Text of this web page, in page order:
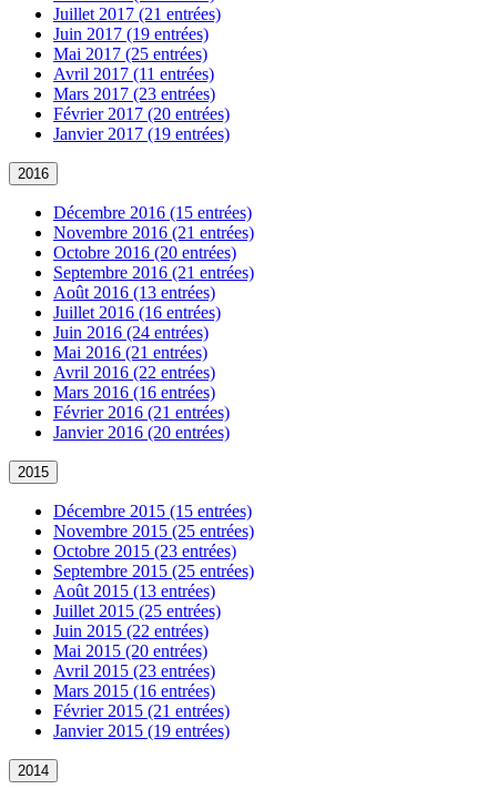
Juillet 2017 (21 entrées)
Juin 2017 (19 entrées)
Mai 2017 (25 entrées)
Avril 2017 (11 entrées)
Mars 2017 (23 entrées)
Février 2017 (20 entrées)
Janvier 2017 (19 entrées)
2016
Décembre 2016 (15 entrées)
Novembre 2016 (21 entrées)
Octobre 2016 (20 entrées)
Septembre 2016 (21 entrées)
Août 2016 (13 entrées)
Juillet 2016 (16 entrées)
Juin 2016 (24 entrées)
Mai 2016 (21 entrées)
Avril 2016 (22 entrées)
Mars 2016 (16 entrées)
Février 2016 (21 entrées)
Janvier 2016 (20 entrées)
2015
Décembre 2015 (15 entrées)
Novembre 2015 (25 entrées)
Octobre 2015 (23 entrées)
Septembre 2015 (25 entrées)
Août 2015 (13 entrées)
Juillet 2015 (25 entrées)
Juin 2015 (22 entrées)
Mai 2015 (20 entrées)
Avril 2015 (23 entrées)
Mars 2015 (16 entrées)
Février 2015 (21 entrées)
Janvier 2015 (19 entrées)
2014